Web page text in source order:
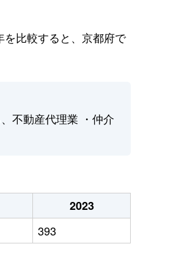
比較すると、京都府で
、不動産代理業 ・仲介
2023
393